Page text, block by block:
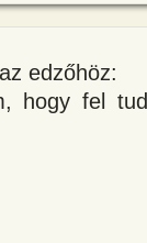
edzőhöz:
hogy fel